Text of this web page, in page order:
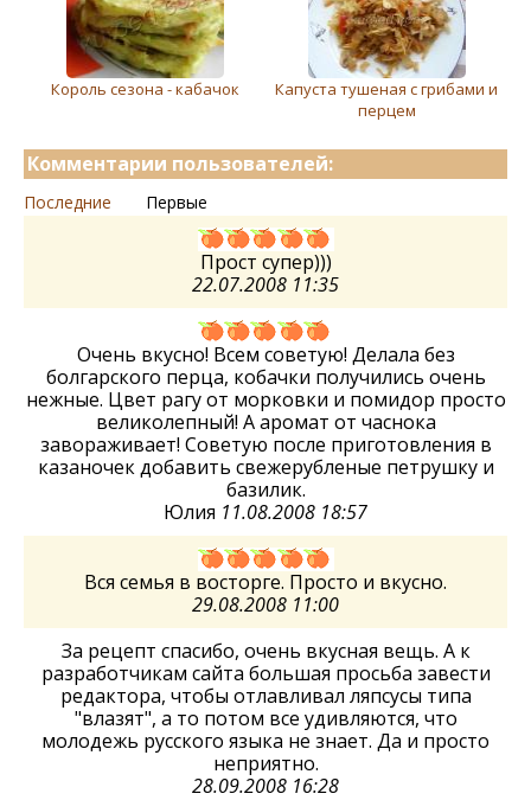
Король сезона - кабачок
Капуста тушеная с грибами и
перцем
Комментарии пользователей:
Последние Первые
Прост супер)))
22.07.2008 11:35
Очень вкусно! Всем советую! Делала без
болгарского перца, кобачки получились очень
нежные. Цвет рагу от морковки и помидор просто
великолепный! А аромат от часнока
завораживает! Советую после приготовления в
казаночек добавить свежерубленые петрушку и
базилик.
Юлия 11.08.2008 18:57
Вся семья в восторге. Просто и вкусно.
29.08.2008 11:00
За рецепт спасибо, очень вкусная вещь. А к
разработчикам сайта большая просьба завести
редактора, чтобы отлавливал ляпсусы типа
"влазят", а то потом все удивляются, что
молодежь русского языка не знает. Да и просто
неприятно.
28.09.2008 16:28